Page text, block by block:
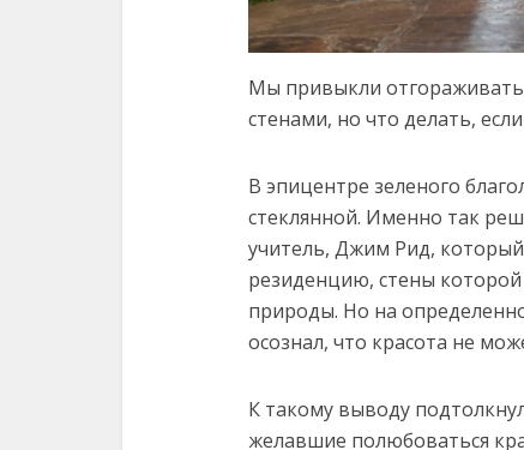
Мы привыкли
стенами, но что делать,
В эпицентре зеленого
стеклянной. Именно так
учитель, Джим Рид, который
резиденцию, стены
природы. Но на
осознал, что красота не
К такому выводу
желавшие полюбоваться